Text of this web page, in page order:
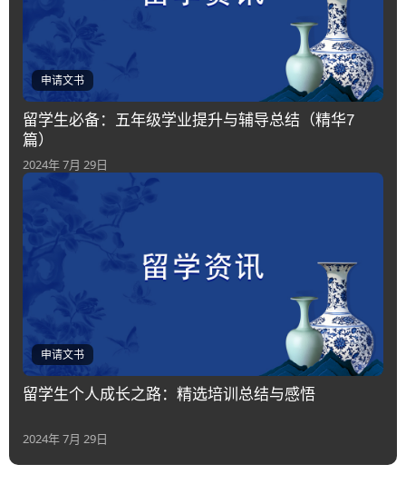
申请文书
留学生必备：五年级学业提升与辅导总结（精华7
篇）
2024年 7月 29日
申请文书
留学生个人成长之路：精选培训总结与感悟
2024年 7月 29日